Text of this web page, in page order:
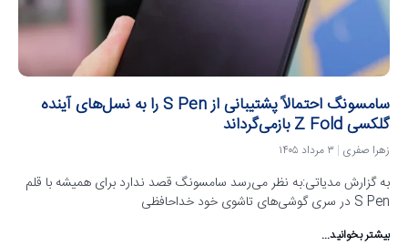
سامسونگ احتمالاً پشتیبانی از S Pen را به نسل‌های آینده
گلکسی Z Fold بازمی‌گرداند
زهرا صفری ۳ مرداد ۱۴۰۵
به گزارش مدیاتی:به نظر می‌رسد سامسونگ قصد ندارد برای همیشه با قلم
S Pen در سری گوشی‌های تاشوی خود خداحافظی
بیشتر بخوانید...